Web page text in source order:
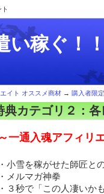
イト オススメ商材 → 購入者限
典カテゴリ２：
～一通入魂アフィリ
・小雪を稼がせた師匠と
・メルマガ神拳
・３秒で「この人凄いか
い稼ぐ！